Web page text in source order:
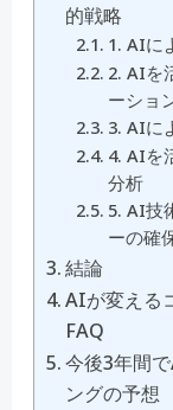
的戦略
1. AIに
2. AIを
ーショ
3. AIに
4. AIを
分析
5. AI技
ーの確
結論
AIが変える
FAQ
今後3年間
ングの予想